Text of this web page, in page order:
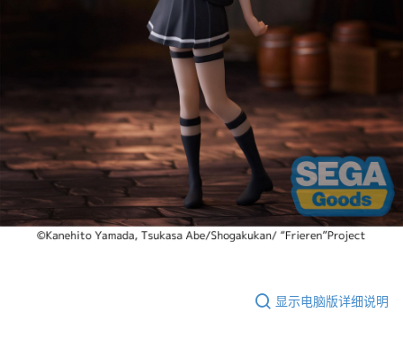
(不開放使用，請勿選取）
每笔NT$65，满NT$1,300(含以上)免运费
付款後7-11取貨
每笔NT$65，满NT$1,300(含以上)免运费
宅配-木棉花樂園專用
每笔NT$100，满NT$1,300(含以上)免运费
宅配-離島(澎湖/金門/馬祖)-木棉花樂園專用
显示电脑版详细说明